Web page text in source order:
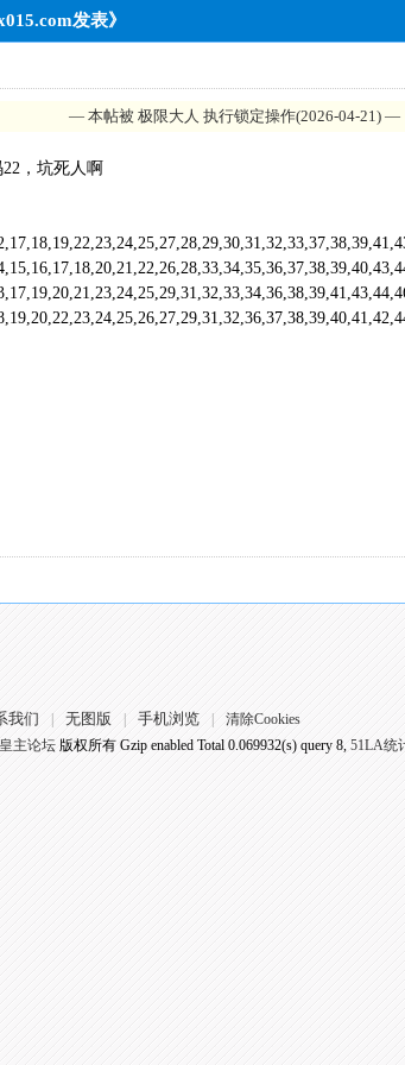
发表》
— 本帖被 极限大人 执行锁定操作(2026-04-21) —
，坑死人啊
系我们 无图版 手机浏览
清除Cookies
主论坛版权所有 Gzip enabled Total 0.069932(s) query 8, 51LA统